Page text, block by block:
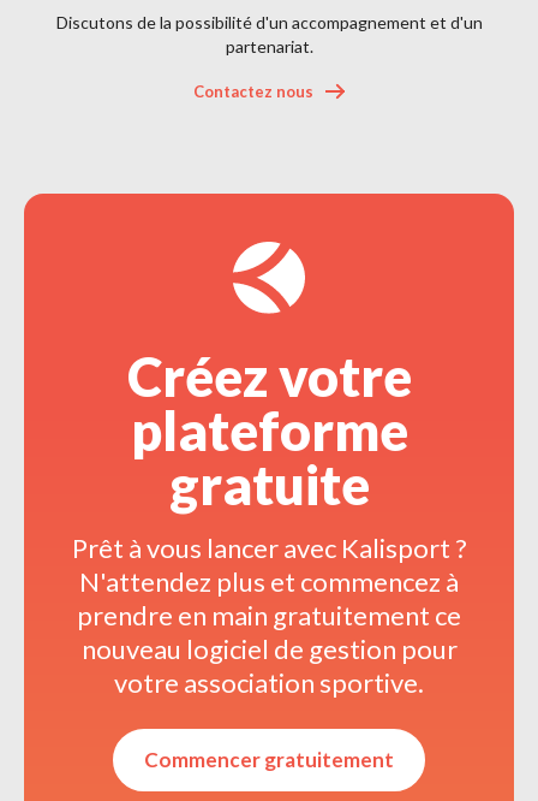
Discutons de la possibilité d'un accompagnement et d'un
partenariat.
Contactez nous
Créez votre
plateforme
gratuite
Prêt à vous lancer avec Kalisport ?
N'attendez plus et commencez à
prendre en main gratuitement ce
nouveau logiciel de gestion pour
votre association sportive.
Commencer gratuitement